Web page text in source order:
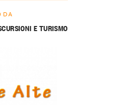
DA
E TURISMO